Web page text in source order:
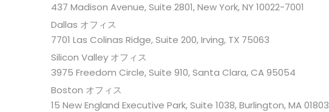
437 Madison Avenue, Suite 2801, New York, NY 10022-7001
Dallas オフィス
7701 Las Colinas Ridge, Suite 200, Irving, TX 75063
Silicon Valley オフィス
3975 Freedom Circle, Suite 910, Santa Clara, CA 95054
Boston オフィス
15 New England Executive Park, Suite 1038, Burlington, MA 01803